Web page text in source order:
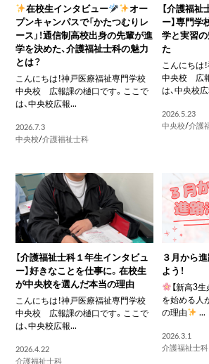
在校生インタビュー
オー
プンキャンパスで「かたつむりレ
ース」！通信制高校出身の先輩が進
学を決めた、介護福祉士科の魅力
とは？
こんにちは！神戸医療福祉専門学校
中央校 広報課の樋口です。ここで
は、中央校広報...
2026.7.3
中央校/介護福祉士科
【介護福
ー】専門
学と実習
た
こんにちは
中央校 広
は、中央校
2026.5.23
中央校/介護
【介護福祉士科１年生インタビュ
ー】好きなことを仕事に。在校生
が中央校を選んだ本当の理由
こんにちは！神戸医療福祉専門学校
中央校 広報課の樋口です。ここで
は、中央校広報...
2026.4.22
介護福祉士科
３月から
よう！
【新高3
を始める人
の理由
...
2026.3.1
介護福祉士科